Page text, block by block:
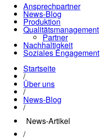
Ansprechpartner
News-Blog
Produktion
Qualitätsmanagement
Partner
Nachhaltigkeit
Soziales Engagement
Startseite
/
Über uns
/
News-Blog
/
News-Artikel
/